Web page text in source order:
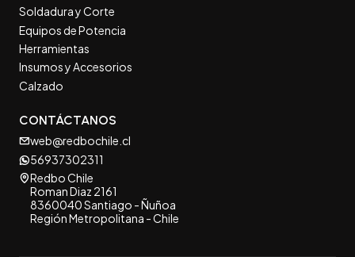
Soldadura y Corte
Equipos de Potencia
Herramientas
Insumos y Accesorios
Calzado
CONTÁCTANOS
web@redbochile.cl
56937302311
Redbo Chile
Roman Diaz 2161
8360040 Santiago - Ñuñoa
Región Metropolitana - Chile